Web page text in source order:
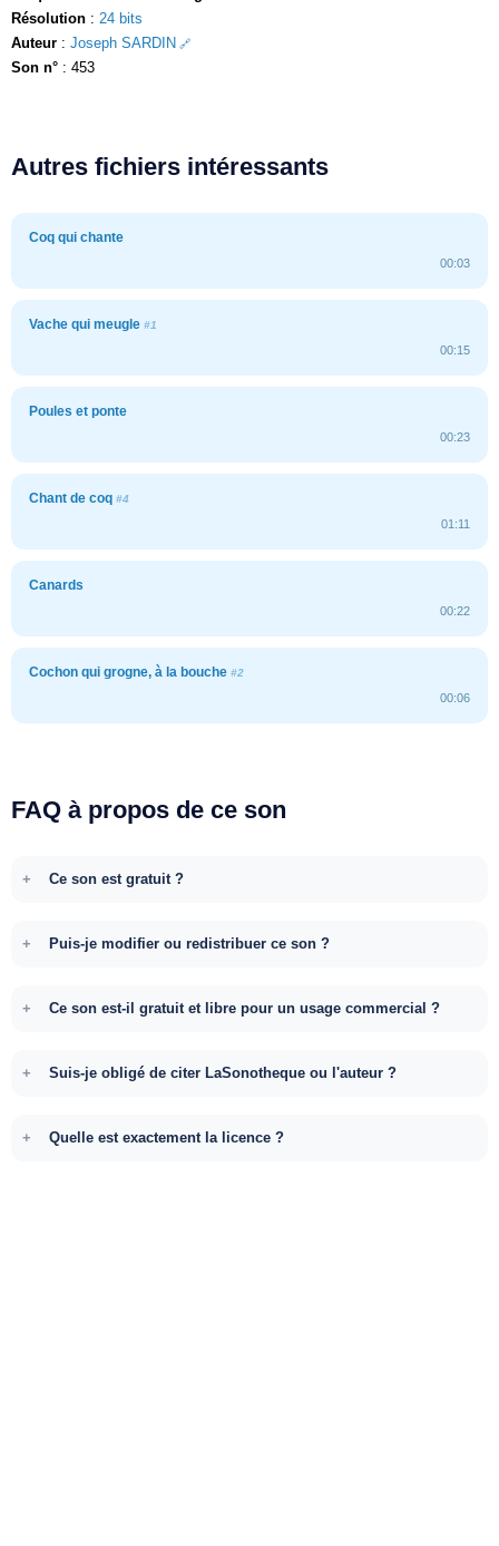
Résolution : 24 bits
Auteur : Joseph SARDIN
Son n° : 453
Autres fichiers intéressants
Coq qui chante
00:03
Vache qui meugle #1
00:15
Poules et ponte
00:23
Chant de coq #4
01:11
Canards
00:22
Cochon qui grogne, à la bouche #2
00:06
FAQ à propos de ce son
Ce son est gratuit ?
Puis-je modifier ou redistribuer ce son ?
Ce son est-il gratuit et libre pour un usage commercial ?
Suis-je obligé de citer LaSonotheque ou l'auteur ?
Quelle est exactement la licence ?